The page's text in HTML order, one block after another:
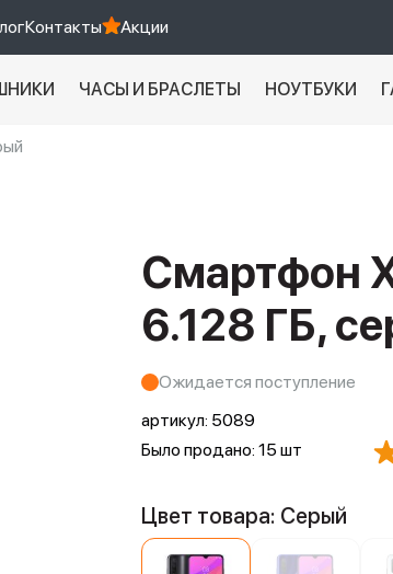
Контакты Акции
ЧАСЫ И БРАСЛЕТЫ НОУТБУКИ
Смартфон
6.128 ГБ,
Ожидается поступление
артикул: 5089
Было продано: 15 шт
Цвет товара: Серый